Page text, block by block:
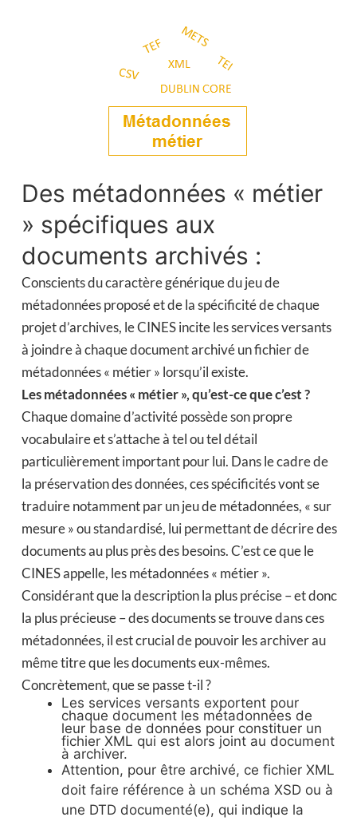
Des métadonnées « métier
» spécifiques aux
documents archivés :
Conscients du caractère générique du jeu de
métadonnées proposé et de la spécificité de chaque
projet d’archives, le CINES incite les services versants
à joindre à chaque document archivé un fichier de
métadonnées « métier » lorsqu’il existe.
Les métadonnées « métier », qu’est-ce que c’est ?
Chaque domaine d’activité possède son propre
vocabulaire et s’attache à tel ou tel détail
particulièrement important pour lui. Dans le cadre de
la préservation des données, ces spécificités vont se
traduire notamment par un jeu de métadonnées, « sur
mesure » ou standardisé, lui permettant de décrire des
documents au plus près des besoins. C’est ce que le
CINES appelle, les métadonnées « métier ».
Considérant que la description la plus précise – et donc
la plus précieuse – des documents se trouve dans ces
métadonnées, il est crucial de pouvoir les archiver au
même titre que les documents eux-mêmes.
Concrètement, que se passe t-il ?
Les services versants exportent pour
chaque document les métadonnées de
leur base de données pour constituer un
fichier XML qui est alors joint au document
à archiver.
Attention, pour être archivé, ce fichier XML
doit faire référence à un schéma XSD ou à
une DTD documenté(e), qui indique la